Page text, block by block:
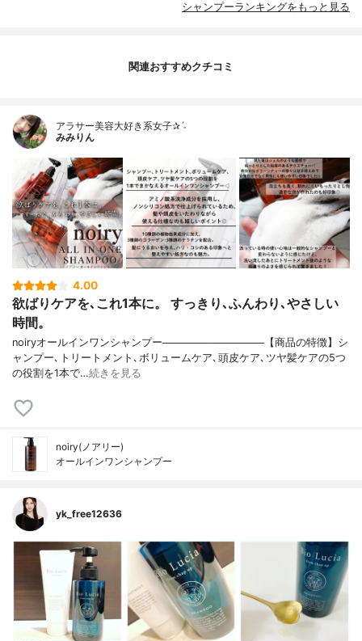
シャンプーランキングをもっと見る
関連おすすめクチコミ
アラサー美容大好き系女子✰ˊ˗
みみりん
4.00
欲ばりケアを､これ1本に。 すっきり､ふんわり､やさしい
時間。
noiryオールインワンシャンプー──────────────【商品の特徴】シ
ャンプー､トリートメント､ボリュームケア､頭皮ケア､ツヤ髪ケアの5つ
の役割を1本で…続きを見る
noiry(ノアリー)
オールインワンシャンプー
yk_free12636